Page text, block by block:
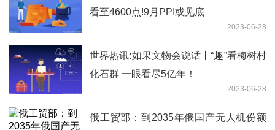
看至4600点!9月PPI或见底
2023-06-28
世界热讯:如果文物会说话丨“趣”看梅树村
化石群 一眼看尽5亿年！
2023-06-28
俄工贸部：到2035年俄国产无人机份额